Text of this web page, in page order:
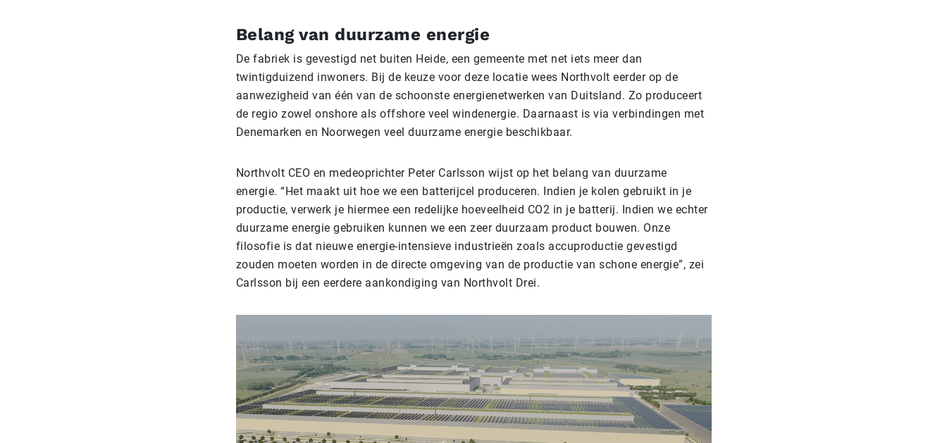
Belang van duurzame energie
De fabriek is gevestigd net buiten Heide, een gemeente met net iets meer dan
twintigduizend inwoners. Bij de keuze voor deze locatie wees Northvolt eerder op de
aanwezigheid van één van de schoonste energienetwerken van Duitsland. Zo produceert
de regio zowel onshore als offshore veel windenergie. Daarnaast is via verbindingen met
Denemarken en Noorwegen veel duurzame energie beschikbaar.
Northvolt CEO en medeoprichter Peter Carlsson wijst op het belang van duurzame
energie. “Het maakt uit hoe we een batterijcel produceren. Indien je kolen gebruikt in je
productie, verwerk je hiermee een redelijke hoeveelheid CO2 in je batterij. Indien we echter
duurzame energie gebruiken kunnen we een zeer duurzaam product bouwen. Onze
filosofie is dat nieuwe energie-intensieve industrieën zoals accuproductie gevestigd
zouden moeten worden in de directe omgeving van de productie van schone energie”, zei
Carlsson bij een eerdere aankondiging van Northvolt Drei.